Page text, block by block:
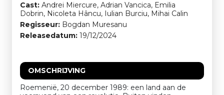
Cast: Andrei Miercure, Adrian Vancica, Emilia
Dobrin, Nicoleta Hâncu, Iulian Burciu, Mihai Calin
Regisseur: Bogdan Muresanu
Releasedatum: 19/12/2024
OMSCHRIJVING
Roemenië, 20 december 1989: een land aan de